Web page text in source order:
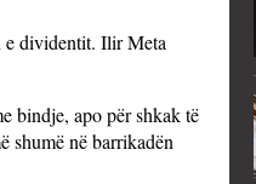
e dividentit. Ilir Meta
bindje, apo për shkak të
shumë në barrikadën